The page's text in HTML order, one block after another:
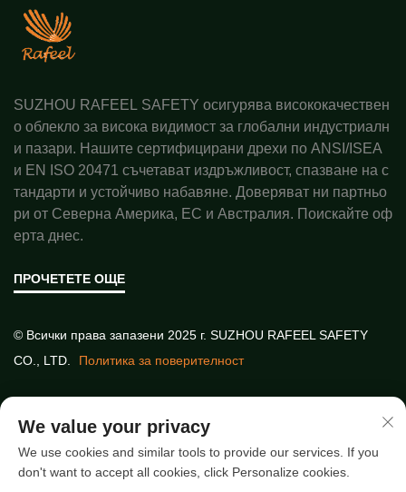
SUZHOU RAFEEL SAFETY осигурява висококачествен
о облекло за висока видимост за глобални индустриалн
и пазари. Нашите сертифицирани дрехи по ANSI/ISEA
и EN ISO 20471 съчетават издръжливост, спазване на с
тандарти и устойчиво набавяне. Доверяват ни партньо
ри от Северна Америка, ЕС и Австралия. Поискайте оф
ерта днес.
ПРОЧЕТЕТЕ ОЩЕ
© Всички права запазени 2025 г. SUZHOU RAFEEL SAFETY
CO., LTD.
Политика за поверителност
Най-нови статии
We value your privacy
We use cookies and similar tools to provide our services. If you
don't want to accept all cookies, click Personalize cookies.